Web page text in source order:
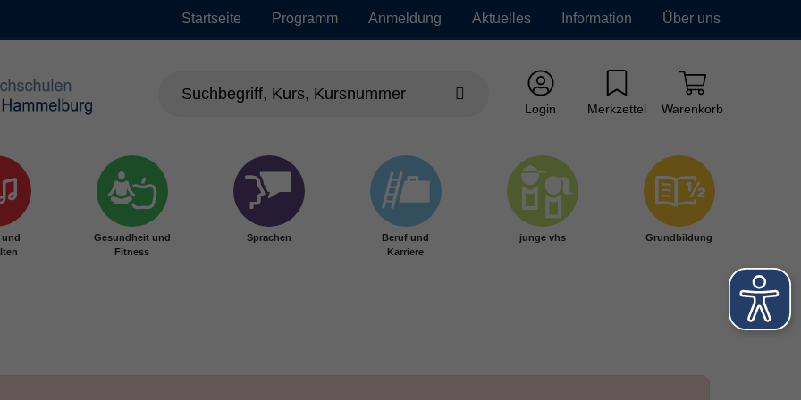
Startseite Programm Anmeldung Aktuelles Information Über uns
Login Merkzettel Warenkorb
Gesundheit und
Fitness
Sprachen
Beruf und
Karriere
junge vhs Grundbildung